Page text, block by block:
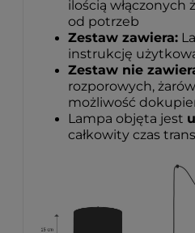
ilością włączonych
od potrzeb
Zestaw zawiera:
instrukcję
Zestaw nie
rozporowych,
możliwość
Lampa objęta jest
całkowity czas